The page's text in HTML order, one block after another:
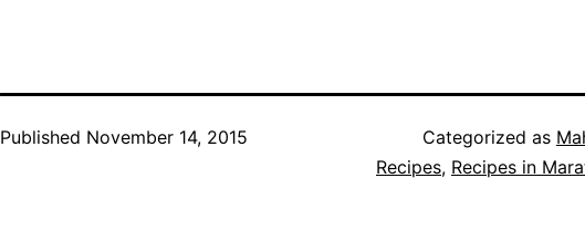
Published November 14, 2015 Categorized as
Recipes, Recipes in